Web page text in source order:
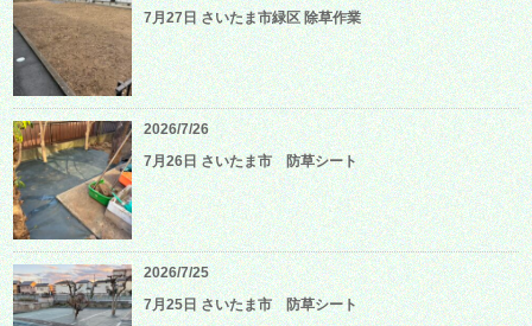
7月27日 さいたま市緑区 除草作業
2026/7/26
7月26日 さいたま市 防草シート
2026/7/25
7月25日 さいたま市 防草シート